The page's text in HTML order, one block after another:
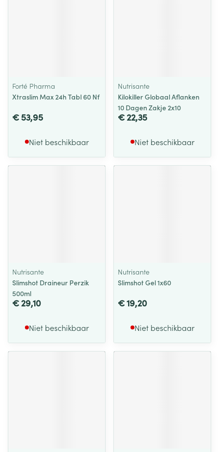
Forté Pharma
Xtraslim Max 24h Tabl 60 Nf
€ 53,95
Niet beschikbaar
Nutrisante
Kilokiller Globaal Aflanken
10 Dagen Zakje 2x10
€ 22,35
Niet beschikbaar
Nutrisante
Slimshot Draineur Perzik
500ml
€ 29,10
Niet beschikbaar
Nutrisante
Slimshot Gel 1x60
€ 19,20
Niet beschikbaar